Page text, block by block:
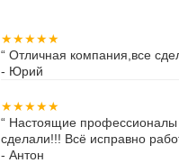
★★★★★
“ Отличная компания,все
- Юрий
★★★★★
“ Настоящие профессионалы
сделали!!! Всё исправно
- Антон